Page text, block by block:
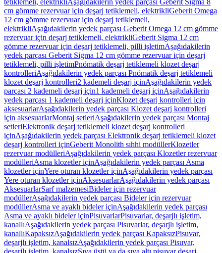
tetiklemeli, elektrikliAşağıdakilerin yedek parçası Geberit Sigma 8
cm gömme rezervuar için deşarj tetiklemeli, elektrikliGeberit Omega
12 cm gömme rezervuar için deşarj tetiklemeli,
elektrikliAşağıdakilerin yedek parçası Geberit Omega 12 cm gömme
rezervuar için deşarj tetiklemeli, elektrikliGeberit Sigma 12 cm
gömme rezervuar için deşarj tetiklemeli, pilli işletimAşağıdakilerin
yedek parçası Geberit Sigma 12 cm gömme rezervuar için deşarj
tetiklemeli, pilli işletimPnömatik deşarj tetiklemeli klozet deşarj
kontrolleriAşağıdakilerin yedek parçası Pnömatik deşarj tetiklemeli
klozet deşarj kontrolleri2 kademeli deşarj içinAşağıdakilerin yedek
parçası 2 kademeli deşarj için1 kademeli deşarj içinAşağıdakilerin
yedek parçası 1 kademeli deşarj içinKlozet deşarj kontrolleri için
aksesuarlarAşağıdakilerin yedek parçası Klozet deşarj kontrolleri
için aksesuarlarMontaj setleriAşağıdakilerin yedek parçası Montaj
setleriElektronik deşarj tetiklemeli klozet deşarj kontrolleri
içinAşağıdakilerin yedek parçası Elektronik deşarj tetiklemeli klozet
deşarj kontrolleri içinGeberit Monolith sıhhi modüllerKlozetler
rezervuar modülleriAşağıdakilerin yedek parçası Klozetler rezervuar
modülleriAsma klozetler içinAşağıdakilerin yedek parçası Asma
klozetler içinYere oturan klozetler içinAşağıdakilerin yedek parçası
Yere oturan klozetler içinAksesuarlarAşağıdakilerin yedek parçası
AksesuarlarSarf malzemesiBideler için rezervuar
modüllerAşağıdakilerin yedek parçası Bideler için rezervuar
modüllerAsma ve ayaklı bideler içinAşağıdakilerin yedek parçası
Asma ve ayaklı bideler içinPisuvarlarPisuvarlar, deşarjlı işletim,
kanallıAşağıdakilerin yedek parçası Pisuvarlar, deşarjlı işletim,
kanallıKapaksızAşağıdakilerin yedek parçası KapaksızPisuvar,
deşarjlı işletim, kanalsızAşağıdakilerin yedek parçası Pisuvar,
deşarjlı işletim, kanalsızSıva üstü ya da sıva altı pisuvar deşarj